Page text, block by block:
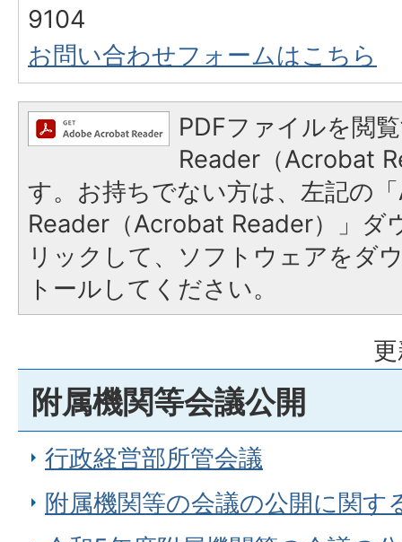
9104
お問い合わせフォームはこちら
PDFファイルを閲
Reader（Acrobat
す。お持ちでない方は、左記の
Reader（Acrobat Reader）」ダ
リックして、ソフトウェアをダ
トールしてください。
附属機関等会議公開
行政経営部所管会議
附属機関等の会議の公開に関す